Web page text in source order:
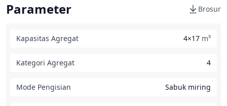
Parameter Brosur
Kapasitas Agregat 4×17 m³
Kategori Agregat 4
Mode Pengisian Sabuk miring